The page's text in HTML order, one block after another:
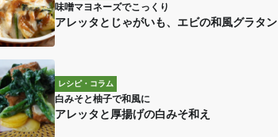
味噌マヨネーズでこっくり
アレッタとじゃがいも、エビの和風グラタン
レシピ・コラム
白みそと柚子で和風に
アレッタと厚揚げの白みそ和え